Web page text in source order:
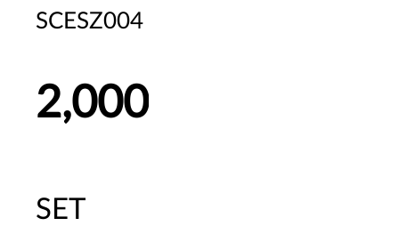
SCESZ004
2,000
[썸머블프] 1만원 할인 쿠폰(8.1~31)
SET